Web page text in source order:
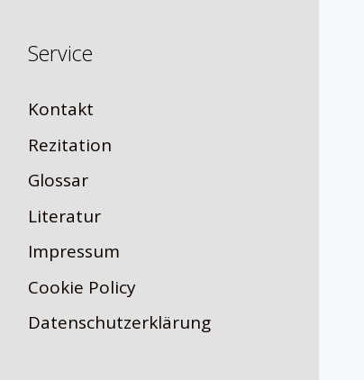
Service
Kontakt
Rezitation
Glossar
Literatur
Impressum
Cookie Policy
Datenschutzerklärung